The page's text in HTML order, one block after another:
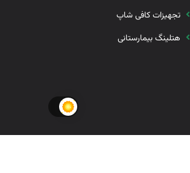
تجهیزات کافی شاپ
هتلینگ بیمارستانی